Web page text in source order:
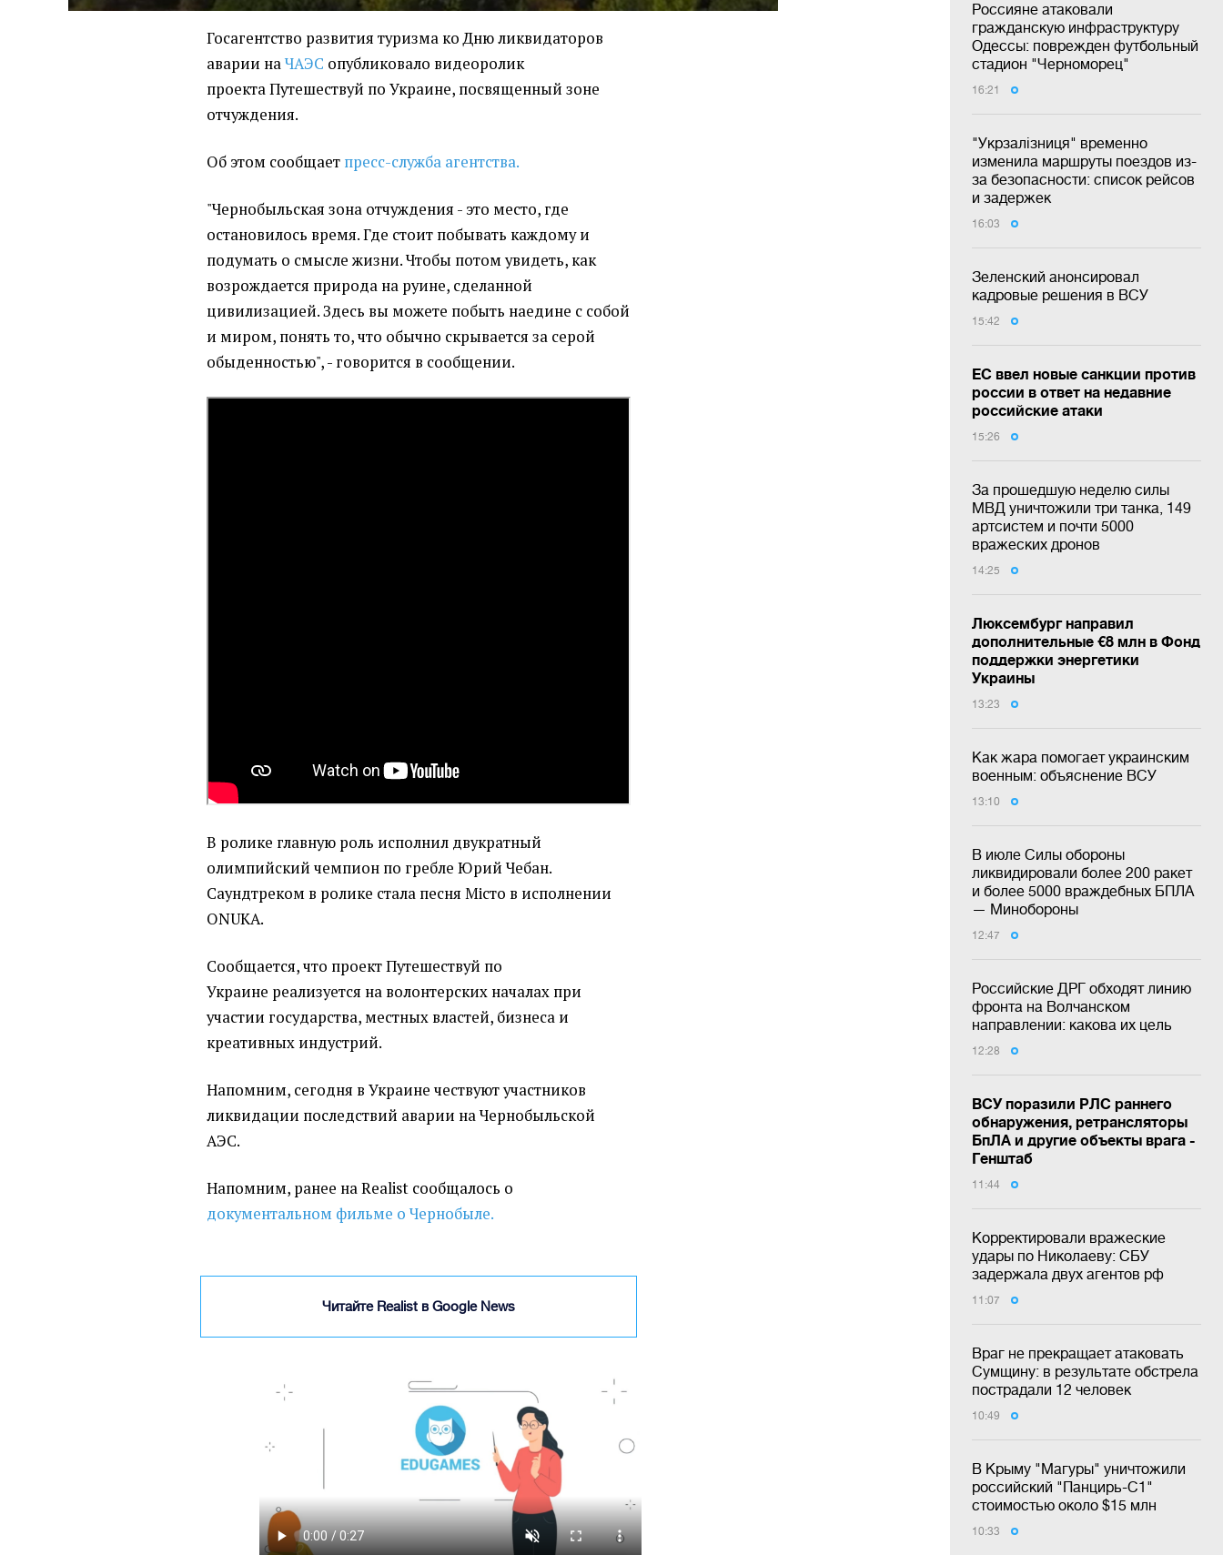
Россияне атаковали
гражданскую инфраструктуру
Одессы: поврежден футбольный
стадион "Черноморец"
16:21
"Укрзалізниця" временно
изменила маршруты поездов из-
за безопасности: список рейсов
и задержек
16:03
Зеленский анонсировал
кадровые решения в ВСУ
15:42
ЕС ввел новые санкции против
россии в ответ на недавние
российские атаки
15:26
За прошедшую неделю силы
МВД уничтожили три танка, 149
артсистем и почти 5000
вражеских дронов
14:25
Люксембург направил
дополнительные €8 млн в Фонд
поддержки энергетики
Украины
13:23
Как жара помогает украинским
военным: объяснение ВСУ
13:10
В июле Силы обороны
ликвидировали более 200 ракет
и более 5000 враждебных БПЛА
— Минобороны
12:47
Российские ДРГ обходят линию
фронта на Волчанском
направлении: какова их цель
12:28
ВСУ поразили РЛС раннего
обнаружения, ретрансляторы
БпЛА и другие объекты врага -
Генштаб
11:44
Корректировали вражеские
удары по Николаеву: СБУ
задержала двух агентов рф
11:07
Враг не прекращает атаковать
Сумщину: в результате обстрела
пострадали 12 человек
10:49
В Крыму "Магуры" уничтожили
российский "Панцирь-С1"
стоимостью около $15 млн
10:33
Госагентство развития туризма ко Дню ликвидаторов
аварии наЧАЭС опубликовало видеоролик
проекта Путешествуй по Украине, посвященный зоне
отчуждения.
Об этом сообщает пресс-служба агентства.
"Чернобыльская зона отчуждения - это место, где
остановилось время. Где стоит побывать каждому и
подумать о смысле жизни. Чтобы потом увидеть, как
возрождается природа на руине, сделанной
цивилизацией. Здесь вы можете побыть наедине с собой
и миром, понять то, что обычно скрывается за серой
обыденностью", - говорится в сообщении.
В ролике главную роль исполнил двукратный
олимпийский чемпион по гребле Юрий Чебан.
Саундтреком в ролике стала песня Місто в исполнении
ONUKA.
Сообщается, что проект Путешествуй по
Украине реализуется на волонтерских началах при
участии государства, местных властей, бизнеса и
креативных индустрий.
Напомним, сегодня в Украине чествуют участников
ликвидации последствий аварии на Чернобыльской
АЭС.
Напомним, ранее на Realist сообщалось о
документальном фильме о Чернобыле.
Читайте Realist в Google News